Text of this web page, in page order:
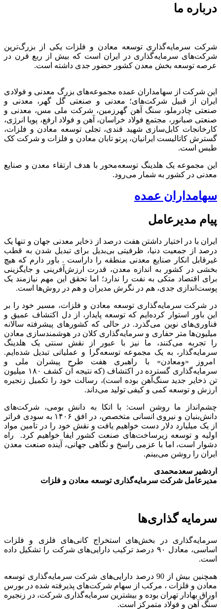
درباره ما
شرکت سرمایه‌گذاری توسعه معادن و فلزات یکی از بزرگ‌ترین
شرکت‌های سرمایه‌گذاری در ایران است که بیش از ربع قرن در
عرصه توسعه بخش معدن کشور حضور جدی داشته است.
این شرکت از سهامداران عمده مجموعه‌های بزرگ معدنی و فولادی
ایران از قبیل شرکت‌های؛ معدنی و صنعتی گل گهر، معدنی و
صنعتی چادرملو، سنگ آهن گهرزمین، شرکت ملی مس، معدنی و
صنعتی صبانور، مجتمع فولاد خراسان، آهن و فولاد ارفع، پویا انرژی،
کارخانجات کابل‌سازی شهید قندی، تجلی توسعه معادن و فلزات،
گسترش کاتالیست ایرانیان، پرتو تابان معادن و فلزات و شرکت کک
طبس است.
این مجموعه یک هلدینگ توسعه‌محور با هدف ارتقاء معدن و صنایع
معدنی در کشور به شمار می‌رود.
سهامداران عمده
پیام مدیرعامل
ایران با در اختیار داشتن هفت درصد از ذخایر معدنی جهان و تنها یک
درصد از جمعیت دنیا، ظرفیتی بی‌بدیل برای تبدیل شدن به قطب
غیرقابل انکار صنایع معدنی منطقه را داراست . باور دارم که هیچ
بخشی در کشور به اندازه معدن، قدرت ارزش‌آفرینی و جایگزینی
برای اقتصاد متکی به نفت را ندارد؛ اما تحقق این مهم نیازمند یک
پوست‌اندازی جدی، هم در نگرش مدیران و هم در روش‌ها است.
در شرکت سرمایه‌گذاری توسعه معادن و فلزات، مسیر خود را بر
این باور استوار کرده‌ایم که توسعه پایدار، از دل اکتشاف عمیق و
فناوری‌های نوین می‌گذرد. در حالی که کشورهای پیشرفته سالانه
میلیون‌ها متر حفاری و سرمایه‌گذاری کلان در هوشمندسازی معادن
را تجربه می‌کنند، ما نیز با عبور از نقش سنتی یک هلدینگ
سرمایه‌گذار، به یک مجموعه توسعه‌گرا و عملیاتی تبدیل شده‌ایم.
امروز «ومعادن» با راهبری هفت طرح پیشران ملی و
سرمایه‌گذاری گسترده در اکتشاف (که نتیجه آن کشف ۱۸۰ میلیون
تن ذخایر جدید سنگ‌آهن بوده است)، رسالت خود را تکمیل زنجیره
ارزش و توسعه کمی و کیفی تولید می‌داند.
چشم‌انداز ما روشن است: با اتکا به دانش بومی، شرکت‌های
دانش‌بنیان و نیروی انسانی متخصص، در افق ۱۴۰۶ به سودی فراتر
از یک میلیارد دلار دست خواهیم یافت و نقش خود را در تامین مواد
اولیه و توسعه زیرساخت‌های صنعت کشور ایفا خواهیم کرد. راه
دشوار است، اما با عزمی راسخ و نگاهی جهانی، آینده صنعت معدن
ایران را روشن می‌بینم.
اردشیر سعدمحمدی
مدیرعامل شرکت سرمایه‌گذاری توسعه معادن و فلزات
سرمایه گذاری‌ها
سرمایه‌گذاری در بخش‌های استخراج کانی‌های فلزی و فلزات
اساسی، معادل ۹۰ درصد ترکیب دارایی‌های شرکت را تشکیل داده
است.
همچنین بیش از 90 درصد دارایی‌های شرکت سرمایه‌گذاری توسعه
معادن و فلزات ، مرکب از سهام شرکت‌های پذیرفته شده در بورس
اوراق بهادار تهران بوده و بیشترین سرمایه‌گذاری شرکت، در زنجیره
سنگ آهن و فولاد متمرکز است.